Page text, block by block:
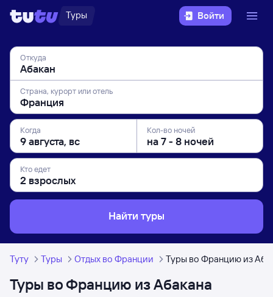
Туры Войти
Откуда
Страна, курорт или отель
Когда Кол-во ночей
Кто едет
Найти туры
Туту Туры Отдых во Франции Туры во Францию из
Туры во Францию из Абакана